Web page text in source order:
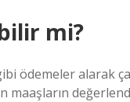
mi?
alarak